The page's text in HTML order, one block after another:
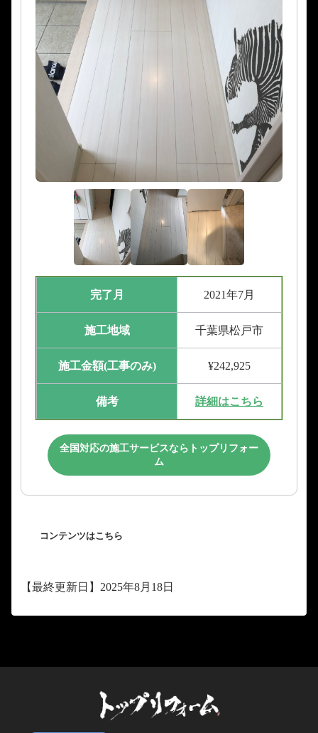
完了月 2021年7月
施工地域 千葉県松戸市
施工金額(工事のみ) ¥242,925
備考 詳細はこちら
全国対応の施工サービスならトップリフォー
ム
コンテンツはこちら
【最終更新日】2025年8月18日